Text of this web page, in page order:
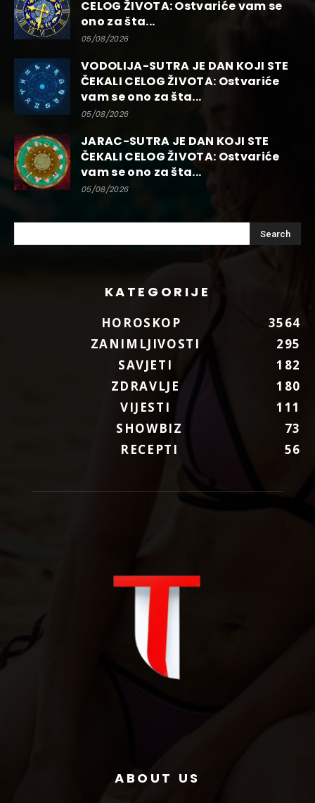
CELOG ŽIVOTA: Ostvariće vam se
ono za šta...
05/08/2026
VODOLIJA-SUTRA JE DAN KOJI STE
ČEKALI CELOG ŽIVOTA: Ostvariće
vam se ono za šta...
05/08/2026
JARAC-SUTRA JE DAN KOJI STE
ČEKALI CELOG ŽIVOTA: Ostvariće
vam se ono za šta...
05/08/2026
KATEGORIJE
HOROSKOP
3564
ZANIMLJIVOSTI
295
SAVJETI
182
ZDRAVLJE
180
VIJESTI
111
SHOWBIZ
73
RECEPTI
56
ABOUT US